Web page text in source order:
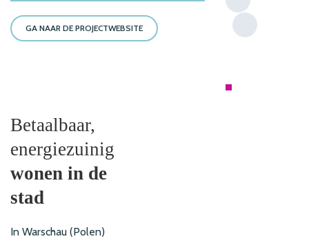
GA NAAR DE PROJECTWEBSITE
Betaalbaar,
energiezuinig
wonen in de
stad
In Warschau (Polen)